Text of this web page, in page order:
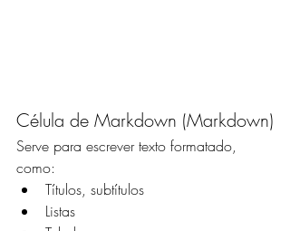
Célula de Markdown (Markdown)
Serve para escrever texto formatado,
como:
Títulos, subtítulos
Listas